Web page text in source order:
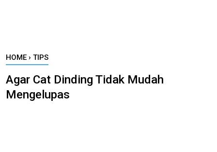
HOME › TIPS
Agar Cat Dinding Tidak Mudah
Mengelupas